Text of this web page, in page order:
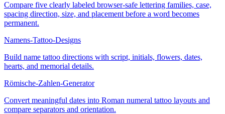
Compare five clearly labeled browser-safe lettering families, case,
spacing direction, size, and placement before a word becomes
permanent.
Namens-Tattoo-Designs
Build name tattoo directions with script, initials, flowers, dates,
hearts, and memorial details.
Römische-Zahlen-Generator
Convert meaningful dates into Roman numeral tattoo layouts and
compare separators and orientation.